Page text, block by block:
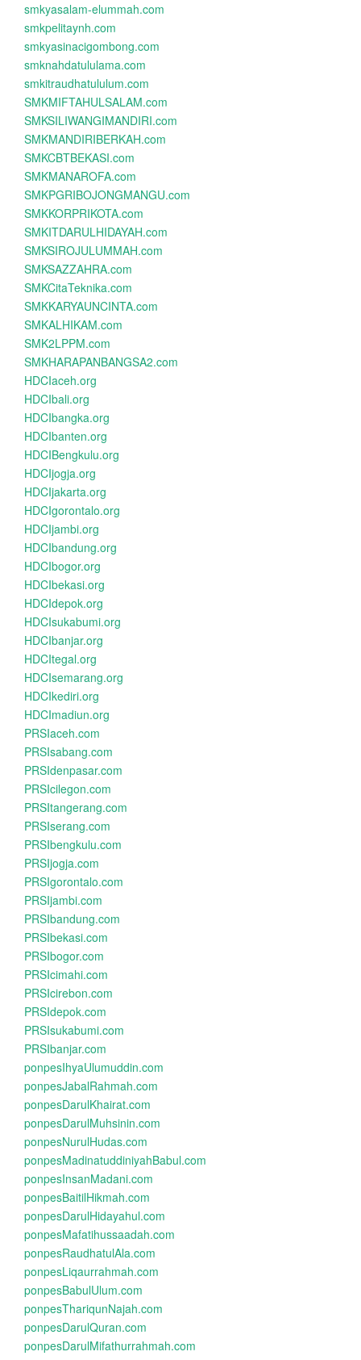
smkyasalam-elummah.com
smkpelitaynh.com
smkyasinacigombong.com
smknahdatululama.com
smkitraudhatululum.com
SMKMIFTAHULSALAM.com
SMKSILIWANGIMANDIRI.com
SMKMANDIRIBERKAH.com
SMKCBTBEKASI.com
SMKMANAROFA.com
SMKPGRIBOJONGMANGU.com
SMKKORPRIKOTA.com
SMKITDARULHIDAYAH.com
SMKSIROJULUMMAH.com
SMKSAZZAHRA.com
SMKCitaTeknika.com
SMKKARYAUNCINTA.com
SMKALHIKAM.com
SMK2LPPM.com
SMKHARAPANBANGSA2.com
HDCIaceh.org
HDCIbali.org
HDCIbangka.org
HDCIbanten.org
HDCIBengkulu.org
HDCIjogja.org
HDCIjakarta.org
HDCIgorontalo.org
HDCIjambi.org
HDCIbandung.org
HDCIbogor.org
HDCIbekasi.org
HDCIdepok.org
HDCIsukabumi.org
HDCIbanjar.org
HDCItegal.org
HDCIsemarang.org
HDCIkediri.org
HDCImadiun.org
PRSIaceh.com
PRSIsabang.com
PRSIdenpasar.com
PRSIcilegon.com
PRSItangerang.com
PRSIserang.com
PRSIbengkulu.com
PRSIjogja.com
PRSIgorontalo.com
PRSIjambi.com
PRSIbandung.com
PRSIbekasi.com
PRSIbogor.com
PRSIcimahi.com
PRSIcirebon.com
PRSIdepok.com
PRSIsukabumi.com
PRSIbanjar.com
ponpesIhyaUlumuddin.com
ponpesJabalRahmah.com
ponpesDarulKhairat.com
ponpesDarulMuhsinin.com
ponpesNurulHudas.com
ponpesMadinatuddiniyahBabul.com
ponpesInsanMadani.com
ponpesBaitilHikmah.com
ponpesDarulHidayahul.com
ponpesMafatihussaadah.com
ponpesRaudhatulAla.com
ponpesLiqaurrahmah.com
ponpesBabulUlum.com
ponpesThariqunNajah.com
ponpesDarulQuran.com
ponpesDarulMifathurrahmah.com